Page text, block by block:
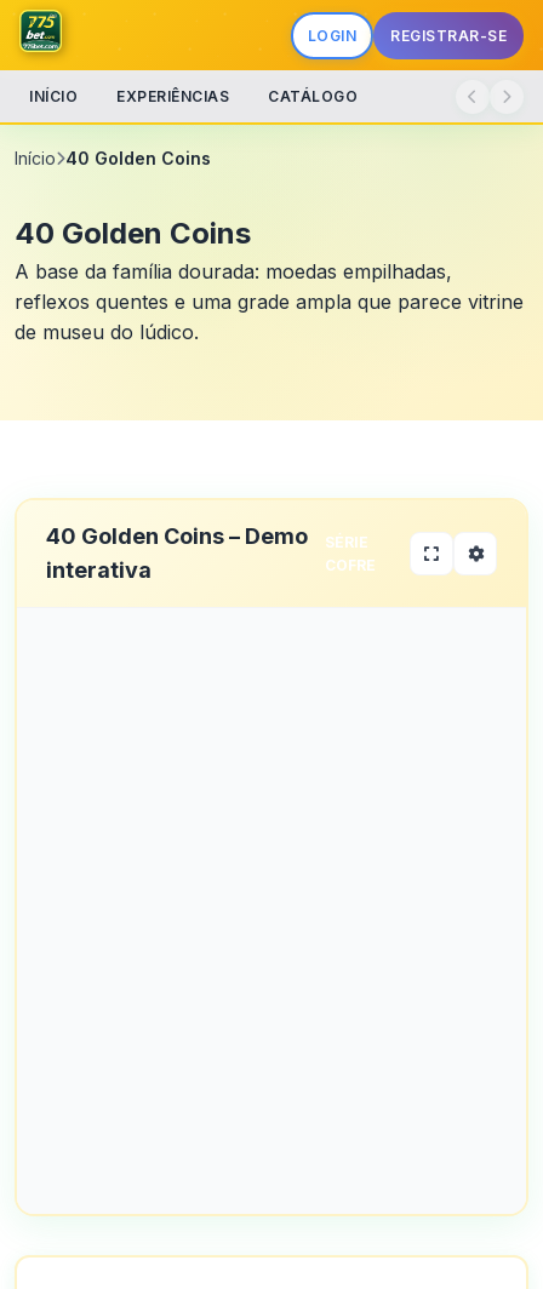
LOGIN REGISTRAR-SE
INÍCIO EXPERIÊNCIAS CATÁLOGO
Início 40 Golden Coins
40 Golden Coins
A base da família dourada: moedas empilhadas,
reflexos quentes e uma grade ampla que parece vitrine
de museu do lúdico.
40 Golden Coins – Demo
interativa
SÉRIE
COFRE